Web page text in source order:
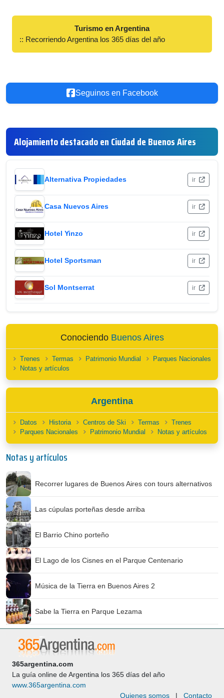
Turismo en Argentina
:: Recorriendo Argentina los 365 días del año
Seguinos en Facebook
Alojamiento destacado en Ciudad de Buenos Aires
Alternativa Propiedades ir
Casa Nuevos Aires ir
Hotel Yinzo ir
Hotel Sportsman ir
Sol Montserrat ir
Conociendo Buenos Aires
Trenes Termas Patrimonio Mundial
Parques Nacionales
Notas y artículos
Argentina
Datos Historia Centros de Ski Termas
Trenes
Parques Nacionales
Patrimonio Mundial Notas y artículos
Notas y artículos
Recorrer lugares de Buenos Aires con tours alternativos
Las cúpulas porteñas desde arriba
El Barrio Chino porteño
El Lago de los Cisnes en el Parque Centenario
Música de la Tierra en Buenos Aires 2
Sabe la Tierra en Parque Lezama
365argentina.com
La guía online de Argentina los 365 días del año
www.365argentina.com
Quienes somos | Contacto